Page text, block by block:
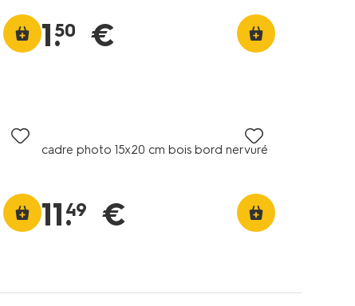
1.
50 €
cadre photo 15x20 cm bois bord nervuré
11.
49 €